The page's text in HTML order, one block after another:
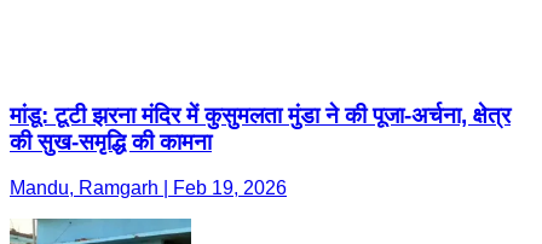
मांडू: टूटी झरना मंदिर में कुसुमलता मुंडा ने की पूजा-अर्चना, क्षेत्र
की सुख-समृद्धि की कामना
Mandu, Ramgarh | Feb 19, 2026